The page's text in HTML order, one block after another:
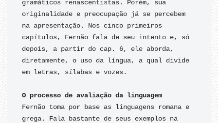
gramáticos renascentistas. Porém, sua
originalidade e preocupação já se percebem
na apresentação. Nos cinco primeiros
capítulos, Fernão fala de seu intento e, só
depois, a partir do cap. 6, ele aborda,
diretamente, o uso da língua, a qual divide
em letras, sílabas e vozes.
Fernão toma por base as linguagens romana e
grega. Fala bastante de seus exemplos na